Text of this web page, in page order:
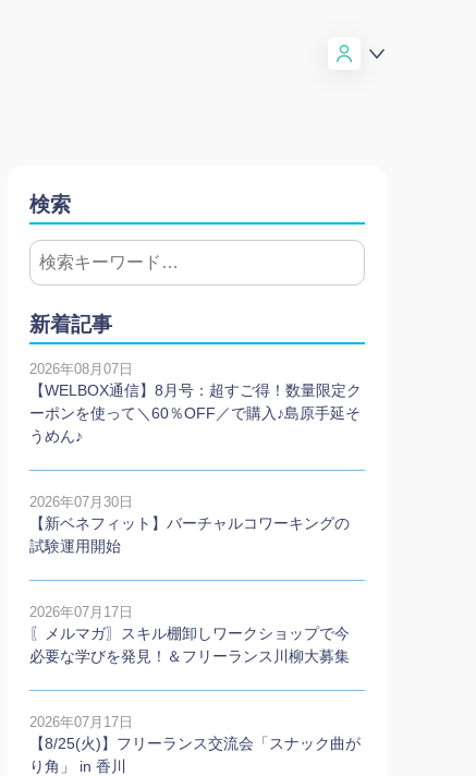
検索
新着記事
2026年08月07日
【WELBOX通信】8月号：超すご得！数量限定ク
ーポンを使って＼60％OFF／で購入♪島原手延そ
うめん♪
2026年07月30日
【新ベネフィット】バーチャルコワーキングの
試験運用開始
2026年07月17日
〖メルマガ〗スキル棚卸しワークショップで今
必要な学びを発見！＆フリーランス川柳大募集
2026年07月17日
【8/25(火)】フリーランス交流会「スナック曲が
り角」 in 香川